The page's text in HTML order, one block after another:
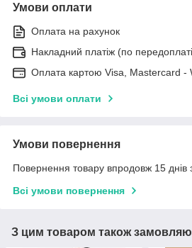
Умови оплати
Оплата на рахунок
Накладний платіж (по
Оплата картою Visa, Mastercard -
Всі умови оплати
Умови повернення
Повернення товару впродовж 15 днів
Всі умови повернення
З цим товаром також